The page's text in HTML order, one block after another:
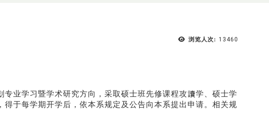
浏览人次: 13460
业学习暨学术研究方向，采取硕士班先修课程攻讀学、硕士学
于每学期开学后，依本系规定及公告向本系提出申请。相关规